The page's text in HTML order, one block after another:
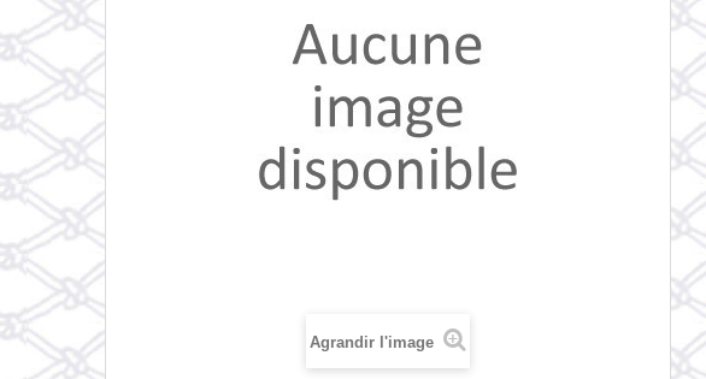
Agrandir l'image